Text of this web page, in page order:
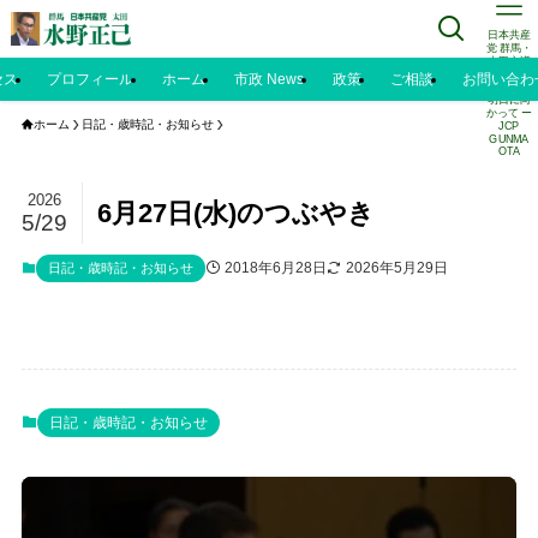
日本共産
党 群馬・
太田市議
水野正己
のブログ |
明日に向
かって ー
JCP
GUNMA
OTA
ス プロフィール ホーム 市政 News 政策 ご相談 お問い合わ
ホーム 日記・歳時記・お知らせ
6月27日(水)のつぶやき
2026
5/29
日記・歳時記・お知らせ 2018年6月28日 2026年5月29日
日記・歳時記・お知らせ